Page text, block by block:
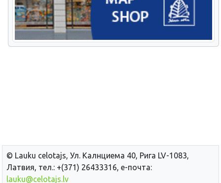
© Lauku сelotajs, Ул. Калнциема 40, Рига LV-1083,
Латвия, тел.: +(371) 26433316, е-почта:
lauku@celotajs.lv